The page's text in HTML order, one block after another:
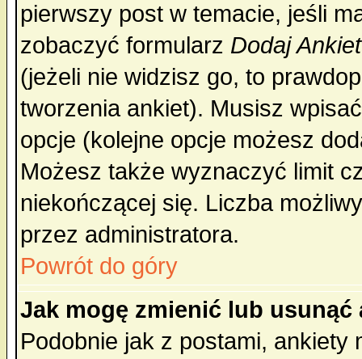
pierwszy post w temacie, jeśli
zobaczyć formularz Dodaj
(jeżeli nie widzisz go, to
tworzenia ankiet). Musisz
opcje (kolejne opcje możesz
Możesz także wyznaczyć limit
niekończącej się. Liczba
przez administratora.
Powrót do góry
Jak mogę zmienić lub usunąć
Podobnie jak z postami,